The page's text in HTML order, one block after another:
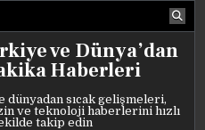
ve Dünya’dan
Haberleri
sıcak gelişmeleri,
ve teknoloji haberlerini hızlı
takip edin